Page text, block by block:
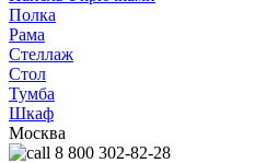
Полка
Рама
Стеллаж
Стол
Тумба
Шкаф
Москва
8 800 302-82-28